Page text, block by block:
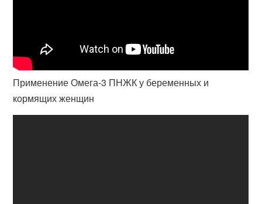
Применение Омега-3 ПНЖК у беременных и
кормящих женщин